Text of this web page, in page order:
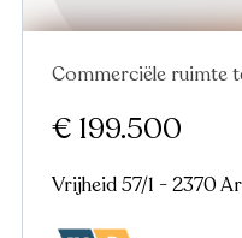
Commerciële ruimte
€ 199.500
Vrijheid 57/1 - 2370